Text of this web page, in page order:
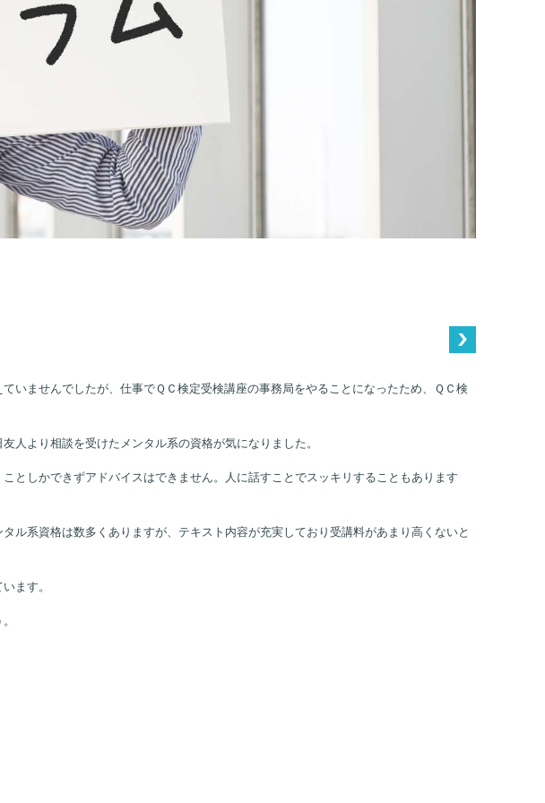
いませんでしたが、仕事でＱＣ検定受検講座の事務局をやることになったため、ＱＣ検
人より相談を受けたメンタル系の資格が気になりました。
としかできずアドバイスはできません。人に話すことでスッキリすることもあります
ル系資格は数多くありますが、テキスト内容が充実しており受講料があまり高くないと
ます。